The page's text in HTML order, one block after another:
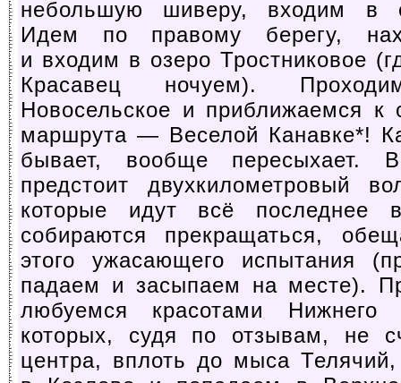
небольшую шиверу, входим в
Идем по правому берегу,
и входим в озеро Тростниковое
Красавец ночуем).
Новосельское и приближаемся к
маршрута — Веселой Канавке*!
бывает, вообще пересыхает.
предстоит двухкилометровый
которые идут всё
собираются прекращаться,
этого ужасающего испытания
падаем и засыпаем на месте).
любуемся красотами Нижнего
которых, судя по отзывам, не
центра, вплоть до мыса